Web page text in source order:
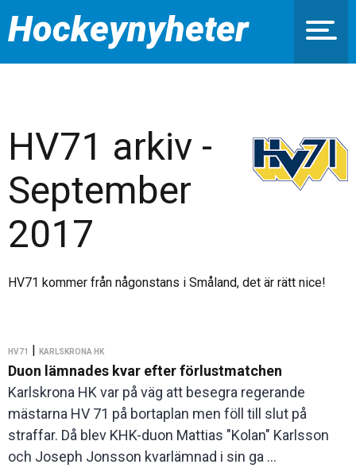
Hockeynyheter
HV71 arkiv -
September
2017
HV71 kommer från någonstans i Småland, det är rätt nice!
HV71 | KARLSKRONA HK
Duon lämnades kvar efter förlustmatchen
Karlskrona HK var på väg att besegra regerande
mästarna HV 71 på bortaplan men föll till slut på
straffar. Då blev KHK-duon Mattias "Kolan" Karlsson
och Joseph Jonsson kvarlämnad i sin ga ...